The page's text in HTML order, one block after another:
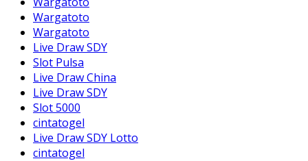
Wargatoto
Wargatoto
Live Draw SDY
Slot Pulsa
Live Draw China
Live Draw SDY
Slot 5000
cintatogel
Live Draw SDY Lotto
cintatogel